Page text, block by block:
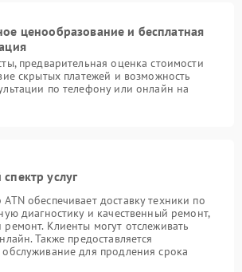
ценообразование и бесплатная
предварительная оценка стоимости
скрытых платежей и возможность
по телефону или онлайн на
услуг
обеспечивает доставку техники по
диагностику и качественный ремонт,
Клиенты могут отслеживать
Также предоставляется
обслуживание для продления срока